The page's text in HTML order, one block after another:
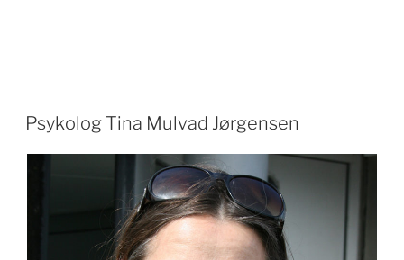
Psykolog Tina Mulvad Jørgensen